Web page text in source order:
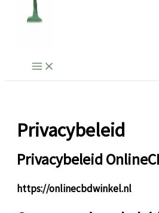
Privacybeleid
Privacybeleid
https://onlinecbdwinkel.nl